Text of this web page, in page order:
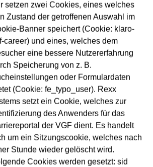
Leit- und Sicherungstechnik
Jetzt bewerben
setzen zwei Cookies, eines welches
Zustand der getroffenen Auswahl im
Banner speichert (Cookie: klaro-
career) und eines, welches dem
eine bessere Nutzererfahrung
Speicherung von z. B.
oder Formulardaten
(Cookie: fe_typo_user). Rexx
setzt ein Cookie, welches zur
des Anwenders für das
der VGF dient. Es handelt
um ein Sitzungscookie, welches nach
Stunde wieder gelöscht wird.
Cookies werden gesetzt: sid